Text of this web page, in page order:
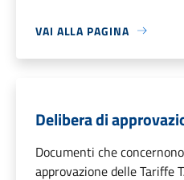
VAI ALLA PAGINA
Delibera di
Documenti che
approvazione delle Tariffe